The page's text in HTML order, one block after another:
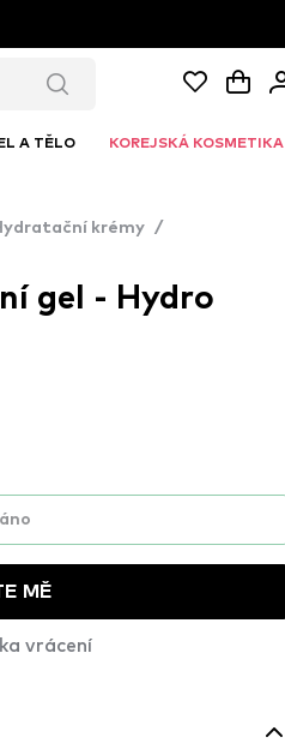
A TĚLO KOREJSKÁ KOSMETIKA
krémy /
gel - Hydro
MĚ
vrácení